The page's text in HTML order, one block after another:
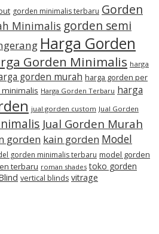
gorden minimalis terbaru Gorden
Minimalis gorden semi
Harga Gorden
Gorden Minimalis harga
gorden murah harga gorden per
Harga Gorden Terbaru harga
jual gorden custom Jual Gorden
Jual Gorden Murah
gorden kain gorden Model
gorden minimalis terbaru model gorden
terbaru roman shades toko gorden
vertical blinds vitrage